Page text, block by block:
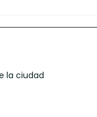
la ciudad